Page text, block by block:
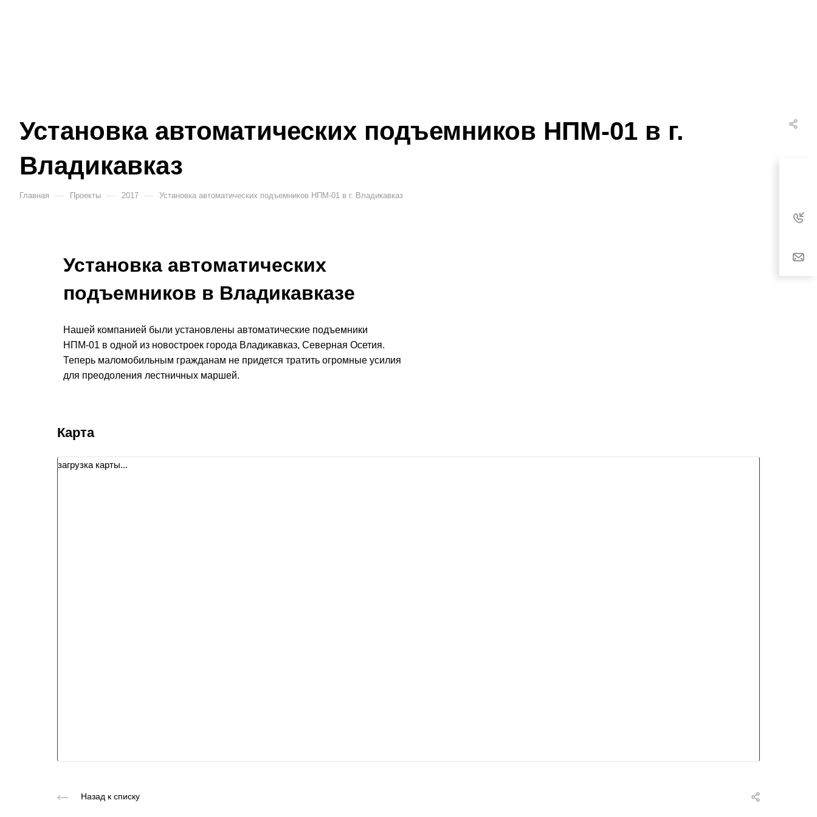
Установка автоматических подъемников НПМ-01 в г.
Владикавказ
Главная — Проекты — 2017 — Установка автоматических подъемников НПМ-01 в г. Владикавказ
Установка автоматических
подъемников в Владикавказе
Нашей компанией были установлены автоматические подъемники
НПМ-01 в одной из новостроек города Владикавказ, Северная Осетия.
Теперь маломобильным гражданам не придется тратить огромные усилия
для преодоления лестничных маршей.
Карта
загрузка карты...
Назад к списку